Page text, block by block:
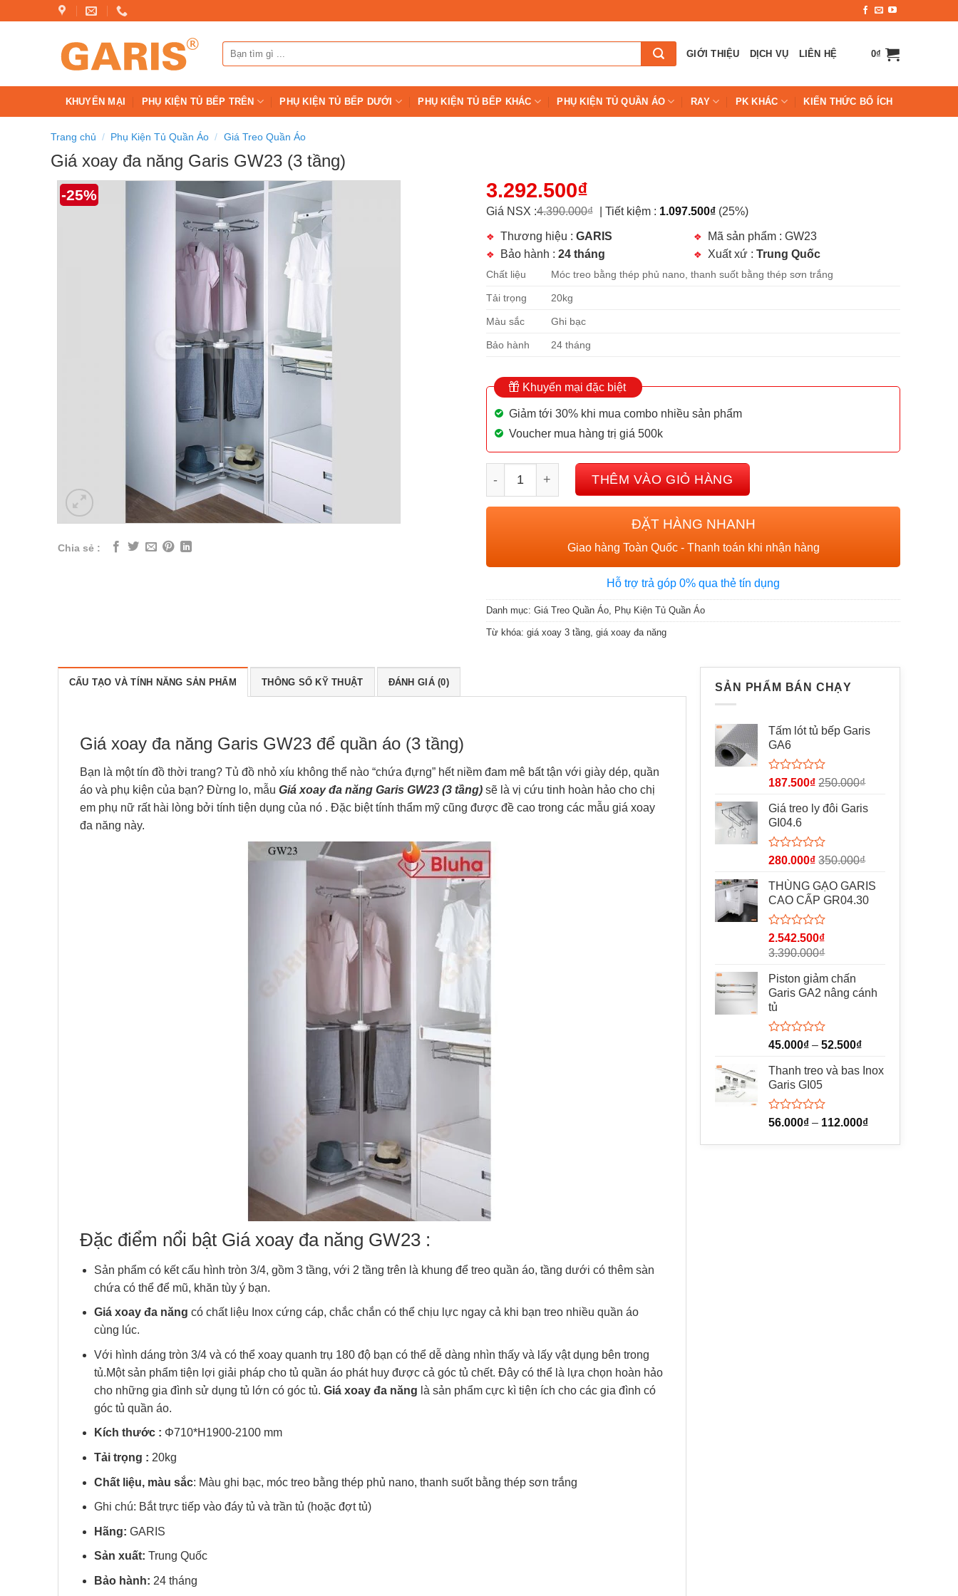
Tìm
kiếm:
GIỚI THIỆU DỊCH VỤ LIÊN HỆ 0₫
KHUYẾN MẠI PHỤ KIỆN TỦ BẾP TRÊN PHỤ KIỆN TỦ BẾP DƯỚI PHỤ KIỆN TỦ BẾP KHÁC PHỤ KIỆN TỦ QUẦN ÁO RAY PK KHÁC KIẾN THỨC BỔ ÍCH
Trang chủ / Phụ Kiện Tủ Quần Áo / Giá Treo Quần Áo
Giá xoay đa năng Garis GW23 (3 tầng)
-25%
Chia sẻ :
3.292.500₫
Giá NSX :4.390.000₫ Tiết kiệm : 1.097.500₫(25%)
Thương hiệu : GARIS
Bảo hành : 24 tháng
Mã sản phẩm : GW23
Xuất xứ : Trung Quốc
Chất liệu Móc treo bằng thép phủ nano, thanh suốt bằng thép sơn trắng
Tải trọng 20kg
Màu sắc Ghi bạc
Bảo hành 24 tháng
Khuyến mại đặc biệt
Giảm tới 30% khi mua combo nhiều sản phẩm
Voucher mua hàng trị giá 500k
Giá xoay đa năng Garis GW23 (3 tầng) số lượng
THÊM VÀO GIỎ HÀNG
ĐẶT HÀNG NHANH
Giao hàng Toàn Quốc - Thanh toán khi nhận hàng
Hỗ trợ trả góp 0% qua thẻ tín dụng
Danh mục: Giá Treo Quần Áo, Phụ Kiện Tủ Quần Áo
Từ khóa: giá xoay 3 tầng, giá xoay đa năng
CẤU TẠO VÀ TÍNH NĂNG SẢN PHẨM THÔNG SỐ KỸ THUẬT ĐÁNH GIÁ (0)
Giá xoay đa năng Garis GW23 để quần áo (3 tầng)
Bạn là một tín đồ thời trang? Tủ đồ nhỏ xíu không thể nào “chứa đựng” hết niềm đam mê bất tận với giày dép, quần
áo và phụ kiện của bạn? Đừng lo, mẫu Giá xoay đa năng Garis GW23 (3 tầng) sẽ là vị cứu tinh hoàn hảo cho chị
em phụ nữ rất hài lòng bởi tính tiện dụng của nó . Đặc biệt tính thẩm mỹ cũng được đề cao trong các mẫu giá xoay
đa năng này.
Đặc điểm nổi bật Giá xoay đa năng GW23 :
Sản phẩm có kết cấu hình tròn 3/4, gồm 3 tầng, với 2 tầng trên là khung để treo quần áo, tầng dưới có thêm sàn
chứa có thể để mũ, khăn tùy ý bạn.
Giá xoay đa năngcó chất liệu Inox cứng cáp, chắc chắn có thể chịu lực ngay cả khi bạn treo nhiều quần áo
cùng lúc.
Với hình dáng tròn 3/4 và có thể xoay quanh trụ 180 độ bạn có thể dễ dàng nhìn thấy và lấy vật dụng bên trong
tủ.Một sản phẩm tiện lợi giải pháp cho tủ quần áo phát huy được cả góc tủ chết. Đây có thể là lựa chọn hoàn hảo
cho những gia đình sử dụng tủ lớn có góc tủ.Giá xoay đa năng là sản phẩm cực kì tiện ích cho các gia đình có
góc tủ quần áo.
Kích thước : Φ710*H1900-2100 mm
Tải trọng : 20kg
Chất liệu, màu sắc: Màu ghi bạc, móc treo bằng thép phủ nano, thanh suốt bằng thép sơn trắng
Ghi chú: Bắt trực tiếp vào đáy tủ và trần tủ (hoặc đợt tủ)
Hãng: GARIS
Sản xuất: Trung Quốc
Bảo hành: 24 tháng
SẢN PHẨM BÁN CHẠY
Tấm lót tủ bếp Garis
GA6
Được
hạng
0
5
sao
187.500₫ 250.000₫
Giá treo ly đôi Garis
GI04.6
Được
hạng
0
5
sao
280.000₫ 350.000₫
THÙNG GẠO GARIS
CAO CẤP GR04.30
Được
xếp
hạng
5
sao
2.542.500₫
3.390.000₫
Piston giảm chấn
Garis GA2 nâng cánh
tủ
Được
hạng
0
5
sao
45.000₫ –52.500₫
Thanh treo và bas Inox
Garis GI05
Được
hạng
56.000₫ – 112.000₫